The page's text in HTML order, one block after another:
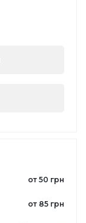
от 50 грн
от 85 грн